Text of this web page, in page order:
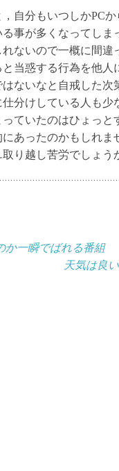
自分もいつしかPC
事が多くなってしま
ないので一概に間違
当惑する行為を他人
ないなと自戒した次
分けしている人も
ていたのはひょっと
あったのかもしれ
り越し苦労でしょう
か一瞬でばれる番組
天気は良